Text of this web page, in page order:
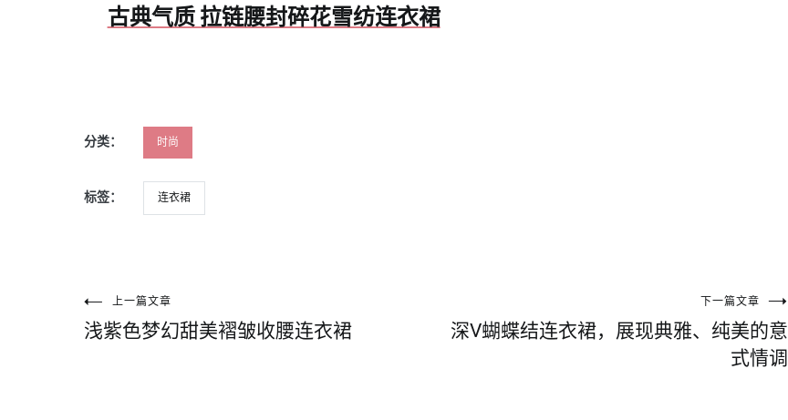
古典气质 拉链腰封碎花雪纺连衣裙
分类： 时尚
标签： 连衣裙
文上一篇文章
浅紫色梦幻甜美褶皱收腰连衣裙
下一篇文章
深V蝴蝶结连衣裙，展现典雅、纯美的意
式情调